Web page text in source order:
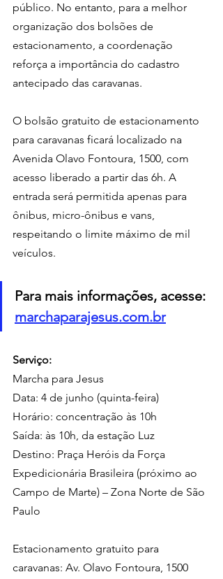
público. No entanto, para a melhor
organização dos bolsões de
estacionamento, a coordenação
reforça a importância do cadastro
antecipado das caravanas.
O bolsão gratuito de estacionamento
para caravanas ficará localizado na
Avenida Olavo Fontoura, 1500, com
acesso liberado a partir das 6h. A
entrada será permitida apenas para
ônibus, micro-ônibus e vans,
respeitando o limite máximo de mil
veículos.
Para mais informações, acesse:
marchaparajesus.com.br
Serviço:
Marcha para Jesus
Data: 4 de junho (quinta-feira)
Horário: concentração às 10h
Saída: às 10h, da estação Luz
Destino: Praça Heróis da Força
Expedicionária Brasileira (próximo ao
Campo de Marte) – Zona Norte de São
Paulo
Estacionamento gratuito para
caravanas: Av. Olavo Fontoura, 1500